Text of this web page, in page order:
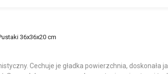
36x36x20 cm
Cechuje je gładka powierzchnia,